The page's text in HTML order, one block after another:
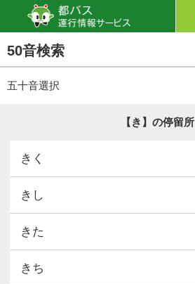
50音検索
五十音選択
【き】の停留所
きく
きし
きた
きち